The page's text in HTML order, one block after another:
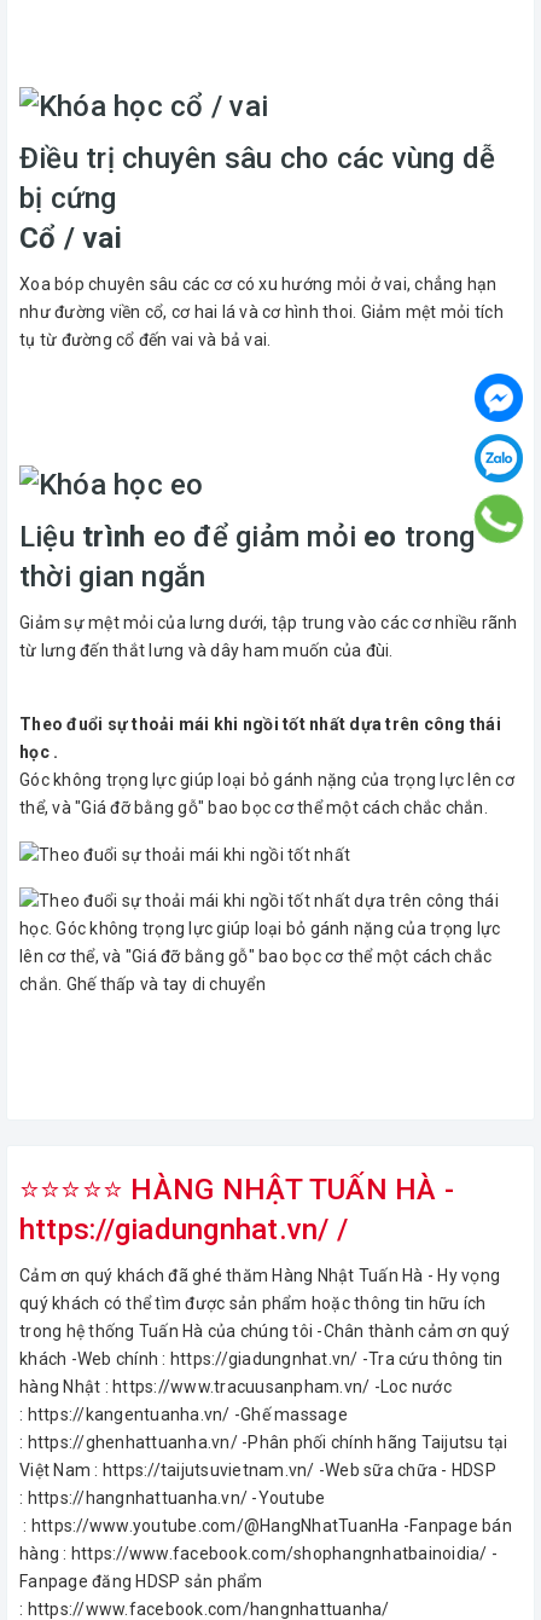
Điều trị chuyên sâu cho các vùng dễ
bị cứng
Cổ / vai
Xoa bóp chuyên sâu các cơ có xu hướng mỏi ở vai, chẳng hạn
như đường viền cổ, cơ hai lá và cơ hình thoi. Giảm mệt mỏi tích
tụ từ đường cổ đến vai và bả vai.
Liệu trình eo để giảm mỏi eo trong
thời gian ngắn
Giảm sự mệt mỏi của lưng dưới, tập trung vào các cơ nhiều rãnh
từ lưng đến thắt lưng và dây ham muốn của đùi.
Theo đuổi sự thoải mái khi ngồi tốt nhất dựa trên công thái
học .
Góc không trọng lực giúp loại bỏ gánh nặng của trọng lực lên cơ
thể, và "Giá đỡ bằng gỗ" bao bọc cơ thể một cách chắc chắn.
⭐⭐⭐⭐⭐ HÀNG NHẬT TUẤN HÀ -
https://giadungnhat.vn/ /
Cảm ơn quý khách đã ghé thăm Hàng Nhật Tuấn Hà - Hy vọng
quý khách có thể tìm được sản phẩm hoặc thông tin hữu ích
trong hệ thống Tuấn Hà của chúng tôi -Chân thành cảm ơn quý
khách -Web chính : https://giadungnhat.vn/ -Tra cứu thông tin
hàng Nhật : https://www.tracuusanpham.vn/ -Loc nước
: https://kangentuanha.vn/ -Ghế massage
: https://ghenhattuanha.vn/ -Phân phối chính hãng Taijutsu tại
Việt Nam : https://taijutsuvietnam.vn/ -Web sữa chữa - HDSP
: https://hangnhattuanha.vn/ -Youtube
: https://www.youtube.com/@HangNhatTuanHa -Fanpage bán
hàng : https://www.facebook.com/shophangnhatbainoidia/ -
Fanpage đăng HDSP sản phẩm
: https://www.facebook.com/hangnhattuanha/